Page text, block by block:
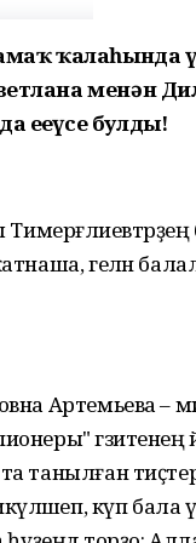
ҡалаһында
менән
еңеүсе булды!
гелән
Артемьева –
гәзитенең йәш
танылған
күп